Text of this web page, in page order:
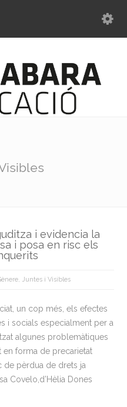
i evidencia la
i posa en risc els
, Juntes i Visibles
un cop més, els efectes
i socials especialment per a
algunes problemàtiques
en forma de precarietat
de pèrdua de drets ja
Covelo,d’Hèlia Dones